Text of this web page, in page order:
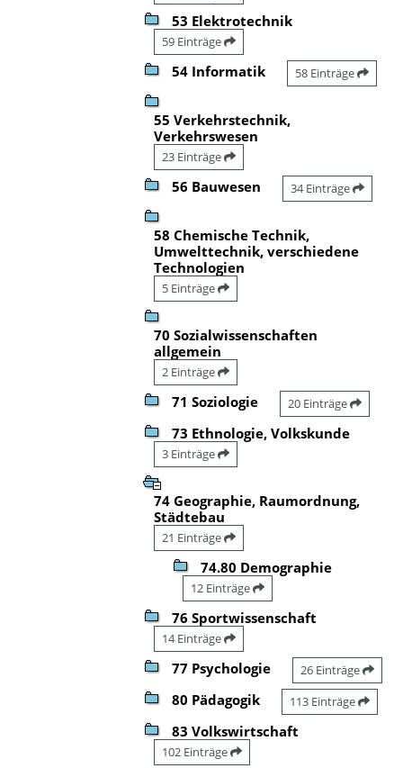
53 Elektrotechnik
59 Einträge
54 Informatik 58 Einträge
55 Verkehrstechnik,
Verkehrswesen
23 Einträge
56 Bauwesen 34 Einträge
58 Chemische Technik,
Umwelttechnik, verschiedene
Technologien
5 Einträge
70 Sozialwissenschaften
allgemein
2 Einträge
71 Soziologie 20 Einträge
73 Ethnologie, Volkskunde
3 Einträge
74 Geographie, Raumordnung,
Städtebau
21 Einträge
74.80 Demographie
12 Einträge
76 Sportwissenschaft
14 Einträge
77 Psychologie 26 Einträge
80 Pädagogik 113 Einträge
83 Volkswirtschaft
102 Einträge